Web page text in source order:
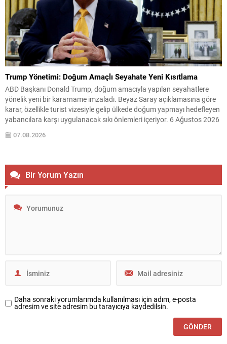
Trump Yönetimi: Doğum Amaçlı Seyahate Yeni Kısıtlama
ABD Başkanı Donald Trump, doğum amacıyla yapılan seyahatlere
yönelik yeni bir kararname imzaladı. Beyaz Saray açıklamasına göre
karar, özellikle turist vizesiyle gelip ülkede doğum yapmayı hedefleyen
yabancılara karşı uygulanacak sıkı önlemleri içeriyor. 6 Ağustos 2026
tarihli düzenleme kapsamında vize başvuruları daha dikkatli
incelenecek; bazı başvuruların reddedilmesi, mevcut vizelerin iptali
07.08.2026
Bir Yorum Yazın
Daha sonraki yorumlarımda kullanılması için adım, e-posta
adresim ve site adresim bu tarayıcıya kaydedilsin.